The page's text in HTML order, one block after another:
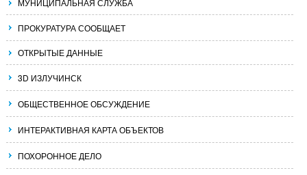
МУНИЦИПАЛЬНАЯ СЛУЖБА
ПРОКУРАТУРА СООБЩАЕТ
ОТКРЫТЫЕ ДАННЫЕ
3D ИЗЛУЧИНСК
ОБЩЕСТВЕННОЕ ОБСУЖДЕНИЕ
ИНТЕРАКТИВНАЯ КАРТА ОБЪЕКТОВ
ПОХОРОННОЕ ДЕЛО